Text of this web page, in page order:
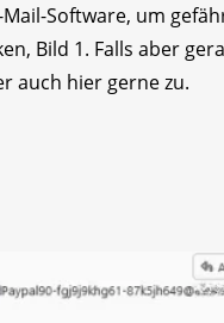
Software, um
Bild 1. Falls aber
auch hier gerne zu.